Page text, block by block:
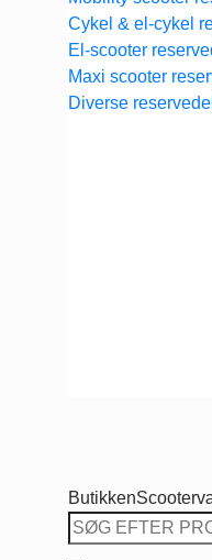
Cykel & el-cykel
El-scooter
Maxi scooter
Diverse
Butikken
Søg
efter: